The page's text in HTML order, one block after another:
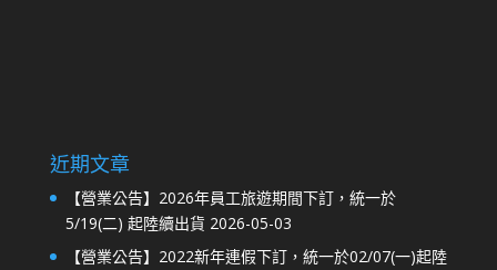
近期文章
【營業公告】2026年員工旅遊期間下訂，統一於
5/19(二) 起陸續出貨 2026-05-03
【營業公告】2022新年連假下訂，統一於02/07(一)起陸